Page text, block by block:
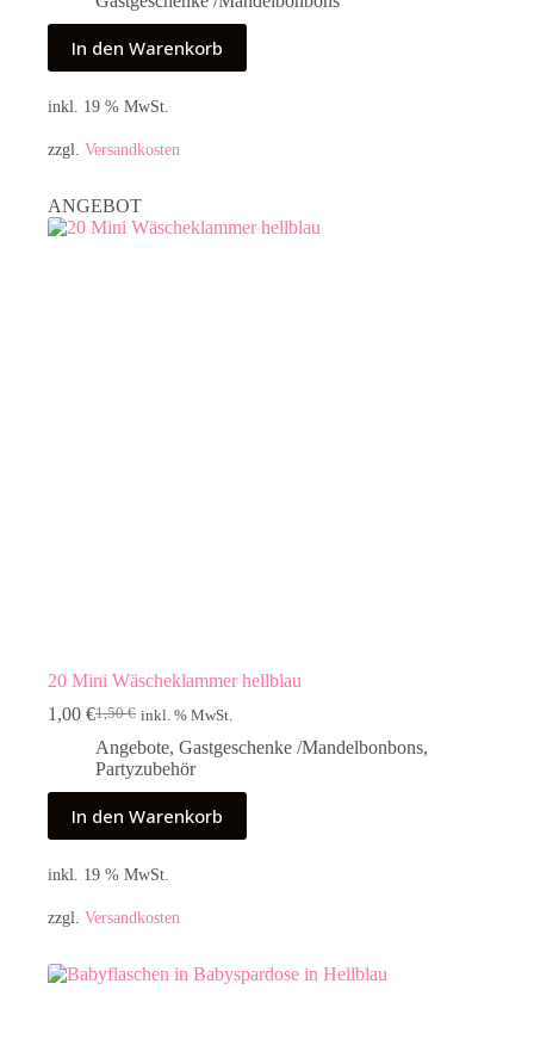
In den Warenkorb
inkl. 19 % MwSt.
zzgl. Versandkosten
ANGEBOT
20 Mini Wäscheklammer hellblau
1,50€
Ursprünglicher
Preis
war:
1,00 €Aktueller
Preis
ist:
inkl. % MwSt.
Angebote, Gastgeschenke /Mandelbonbons,
Partyzubehör
In den Warenkorb
inkl. 19 % MwSt.
zzgl. Versandkosten